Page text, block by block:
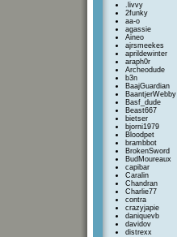
.livvy
2funky
aa-o
agassie
Aineo
ajrsmeekes
aprildewinter
araph0r
Archeodude
b3n
BaajGuardian
BaantjerWebby
Basf_dude
Beast667
bietser
bjorni1979
Bloodpet
brambbot
BrokenSword
BudMoureaux
capibar
Caralin
Chandran
Charlie77
contra
crazyjapie
daniquevb
davidov
distrexx